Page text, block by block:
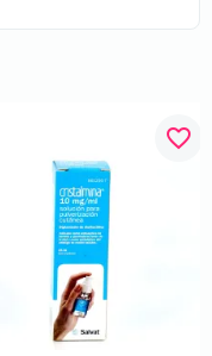
favorite_border